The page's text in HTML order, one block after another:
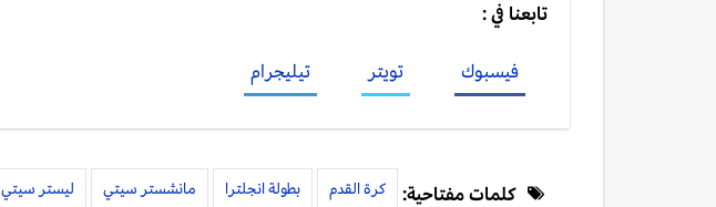
تابعنا في :
فيسبوك تويتر تيليجرام
كلمات مفتاحية: كرة القدم بطولة انجلترا مانشستر سيتي ليستر سيتي